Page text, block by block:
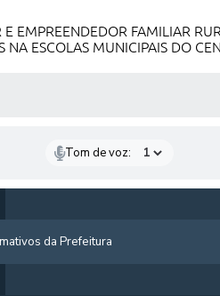
FAMILIAR
ESCOLAS MUNICIPAIS DO
Tom de voz: